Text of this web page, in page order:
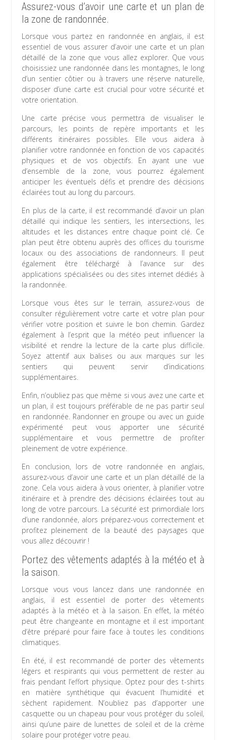
Assurez-vous d’avoir une carte et un plan de
la zone de randonnée.
Lorsque vous partez en randonnée en anglais, il est
essentiel de vous assurer d’avoir une carte et un plan
détaillé de la zone que vous allez explorer. Que vous
choisissiez une randonnée dans les montagnes, le long
d’un sentier côtier ou à travers une réserve naturelle,
disposer d’une carte est crucial pour votre sécurité et
votre orientation.
Une carte précise vous permettra de visualiser le
parcours, les points de repère importants et les
différents itinéraires possibles. Elle vous aidera à
planifier votre randonnée en fonction de vos capacités
physiques et de vos objectifs. En ayant une vue
d’ensemble de la zone, vous pourrez également
anticiper les éventuels défis et prendre des décisions
éclairées tout au long du parcours.
En plus de la carte, il est recommandé d’avoir un plan
détaillé qui indique les sentiers, les intersections, les
altitudes et les distances entre chaque point clé. Ce
plan peut être obtenu auprès des offices du tourisme
locaux ou des associations de randonneurs. Il peut
également être téléchargé à l’avance sur des
applications spécialisées ou des sites internet dédiés à
la randonnée.
Lorsque vous êtes sur le terrain, assurez-vous de
consulter régulièrement votre carte et votre plan pour
vérifier votre position et suivre le bon chemin. Gardez
également à l’esprit que la météo peut influencer la
visibilité et rendre la lecture de la carte plus difficile.
Soyez attentif aux balises ou aux marques sur les
sentiers qui peuvent servir d’indications
supplémentaires.
Enfin, n’oubliez pas que même si vous avez une carte et
un plan, il est toujours préférable de ne pas partir seul
en randonnée. Randonner en groupe ou avec un guide
expérimenté peut vous apporter une sécurité
supplémentaire et vous permettre de profiter
pleinement de votre expérience.
En conclusion, lors de votre randonnée en anglais,
assurez-vous d’avoir une carte et un plan détaillé de la
zone. Cela vous aidera à vous orienter, à planifier votre
itinéraire et à prendre des décisions éclairées tout au
long de votre parcours. La sécurité est primordiale lors
d’une randonnée, alors préparez-vous correctement et
profitez pleinement de la beauté des paysages que
vous allez découvrir !
Portez des vêtements adaptés à la météo et à
la saison.
Lorsque vous vous lancez dans une randonnée en
anglais, il est essentiel de porter des vêtements
adaptés à la météo et à la saison. En effet, la météo
peut être changeante en montagne et il est important
d’être préparé pour faire face à toutes les conditions
climatiques.
En été, il est recommandé de porter des vêtements
légers et respirants qui vous permettent de rester au
frais pendant l’effort physique. Optez pour des t-shirts
en matière synthétique qui évacuent l’humidité et
sèchent rapidement. N’oubliez pas d’apporter une
casquette ou un chapeau pour vous protéger du soleil,
ainsi qu’une paire de lunettes de soleil et de la crème
solaire pour protéger votre peau.